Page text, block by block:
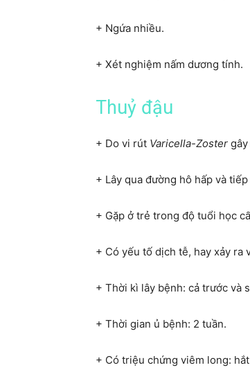
+ Ngứa nhiều.
+ Xét nghiệm nấm dương tính.
Thuỷ đậu
+ Do vi rút Varicella-Zoster
+ Lây qua đường hô hấp và
+ Gặp ở trẻ trong độ tuổi học
+ Có yếu tố dịch tễ, hay xảy ra
+ Thời kì lây bệnh: cả trước và
+ Thời gian ủ bệnh: 2 tuần.
+ Có triệu chứng viêm long: